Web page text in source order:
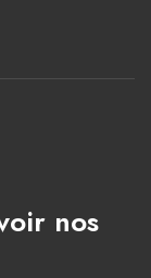
nos